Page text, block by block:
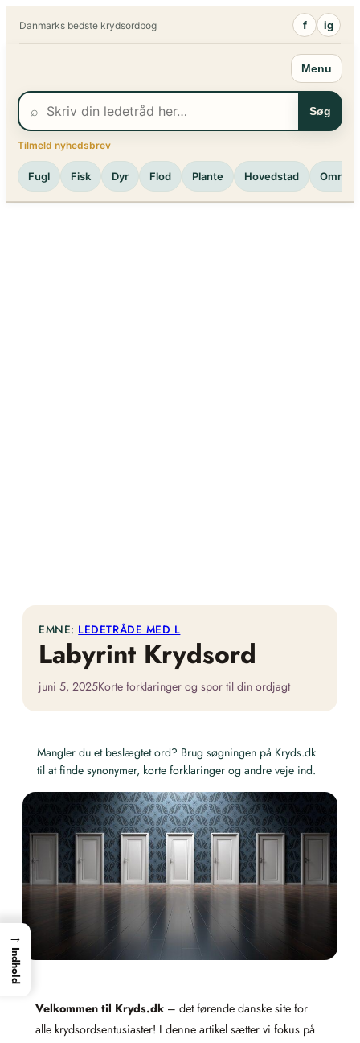
Danmarks bedste krydsordbog f ig
Menu
⌕ Søg
Tilmeld nyhedsbrev
Fugl Fisk Dyr Flod Plante Hovedstad Område
EMNE: LEDETRÅDE MED L
Labyrint Krydsord
juni 5, 2025Korte forklaringer og spor til din ordjagt
Mangler du et beslægtet ord? Brug søgningen på Kryds.dk
til at finde synonymer, korte forklaringer og andre veje ind.
Velkommen til Kryds.dk – det førende danske site for
alle krydsordsentusiaster! I denne artikel sætter vi fokus på
→
Indhold